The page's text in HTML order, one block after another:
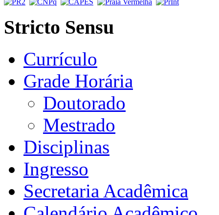
Stricto Sensu
Currículo
Grade Horária
Doutorado
Mestrado
Disciplinas
Ingresso
Secretaria Acadêmica